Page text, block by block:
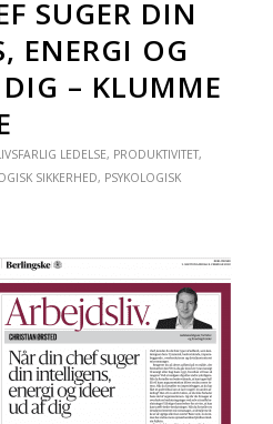
SUGER DIN
ENERGI OG
– KLUMME
LEDELSE, PRODUKTIVITET,
SIKKERHED, PSYKOLOGISK